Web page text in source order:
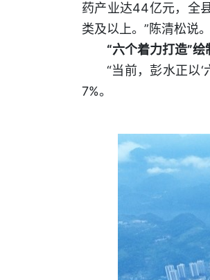
药产业达44亿元，全
类及以上。”陈清松说。
“六个着力打造”绘
“当前，彭水正以
7%。